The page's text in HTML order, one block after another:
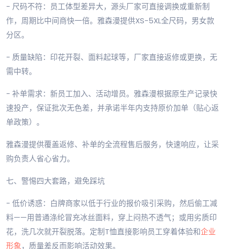
- 尺码不符：员工体型差异大，源头厂家可直接调换或重新制
作，周期比中间商快一倍。雅森漫提供XS-5XL全尺码，男女款
分区。
- 质量缺陷：印花开裂、面料起球等，厂家直接返修或更换，无
需中转。
- 补单需求：新员工加入、活动增员。雅森漫根据原生产记录快
速投产，保证批次无色差，并承诺半年内支持原价加单（贴心返
单政策）。
雅森漫提供覆盖返修、补单的全流程售后服务，快速响应，让采
购负责人省心省力。
七、警惕四大套路，避免踩坑
- 低价诱惑：白牌商家以低于行业的报价吸引采购，然后偷工减
料——用普通涤纶冒充冰丝面料，穿上闷热不透气；或用劣质印
花，洗几次就开裂脱落。定制T恤直接影响员工穿着体验和企业
形象，质量差反而影响活动效果。